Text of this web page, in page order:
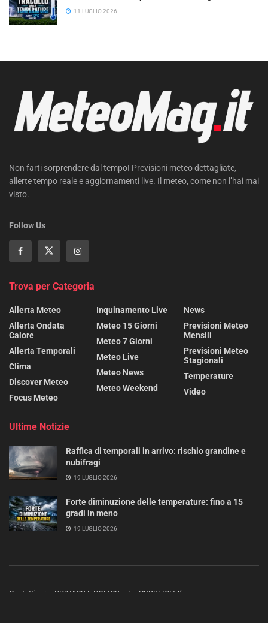
11 LUGLIO 2026
Non farti sorprendere dal tempo! Previsioni meteo dettagliate,
allerte tempo reale e aggiornamenti live. Il meteo, come non l’hai mai
visto.
Follow Us
Trova per Categoria
Allerta Meteo
Allerta Ondata
Calore
Allerta Temporali
Clima
Discover Meteo
Focus Meteo
Inquinamento Live
Meteo 15 Giorni
Meteo 7 Giorni
Meteo Live
Meteo News
Meteo Weekend
News
Previsioni Meteo
Mensili
Previsioni Meteo
Stagionali
Temperature
Video
Ultime Notizie
Raffica di temporali in arrivo: rischio grandine e
nubifragi
19 LUGLIO 2026
Forte diminuzione delle temperature: fino a 15
gradi in meno
19 LUGLIO 2026
Contatti PRIVACY E POLICY PUBBLICITA’